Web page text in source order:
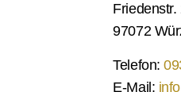
Friedenstr.
97072
Telefon:
E-Mail: